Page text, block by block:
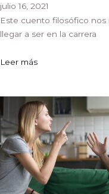
julio 16, 2021
Este cuento filosófico
llegar a ser en la carrera
Leer más